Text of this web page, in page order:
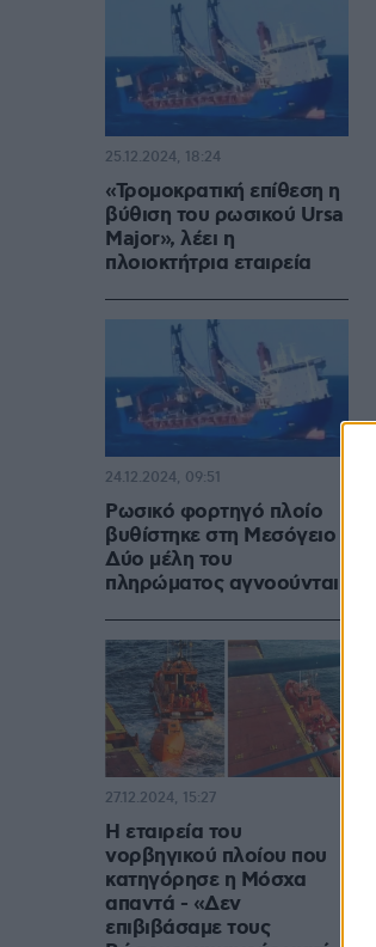
«Τρομοκρατική επίθεση η
βύθιση του ρωσικού Ursa
Major», λέει η
πλοιοκτήτρια εταιρεία
25.12.2024, 18:24
Ρωσικό φορτηγό πλοίο
βυθίστηκε στη Μεσόγειο -
Δύο μέλη του
πληρώματος αγνοούνται
24.12.2024, 09:51
Η εταιρεία του
νορβηγικού πλοίου που
κατηγόρησε η Μόσχα
απαντά - «Δεν
επιβιβάσαμε τους
27.12.2024, 15:27